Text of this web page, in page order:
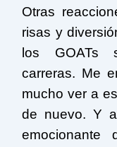
Otras
risas y
los GOATs
carreras. Me
mucho ver a
de nuevo. Y
emocionante